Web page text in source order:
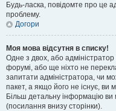
Будь-ласка, повідомте про це
проблему.
Догори
Моя мова відсутня в списку!
Одне з двох, або
форумі, або ще ніхто не
запитати адміністратора, чи
пакет, а якщо його не існує, ви
Більш детальну інформацію
(посилання внизу сторінки).